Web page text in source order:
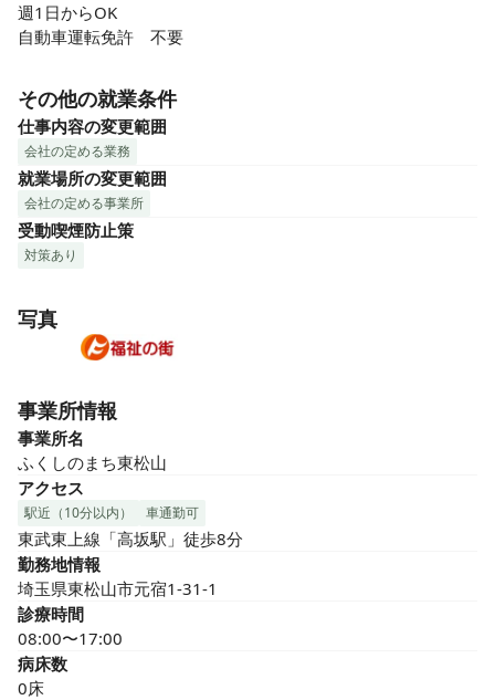
週1日からOK
自動車運転免許　不要
その他の就業条件
仕事内容の変更範囲
会社の定める業務
就業場所の変更範囲
会社の定める事業所
受動喫煙防止策
対策あり
写真
事業所情報
事業所名
ふくしのまち東松山
アクセス
駅近（10分以内） 車通勤可
東武東上線「高坂駅」徒歩8分
勤務地情報
埼玉県東松山市元宿1-31-1
診療時間
08:00〜17:00
病床数
0床